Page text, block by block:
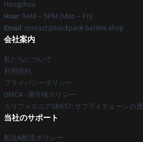
Hangzhou
Hour: 9AM – 5PM (Mon – Fri)
Email : contact@backpack-battles.shop
会社案内
私たちについて
利用規約
プライバシーポリシー
DMCA - 著作権ポリシー
カリフォルニアSB657: サプライチェーンの
当社のサポート
配送&配送ポリシー